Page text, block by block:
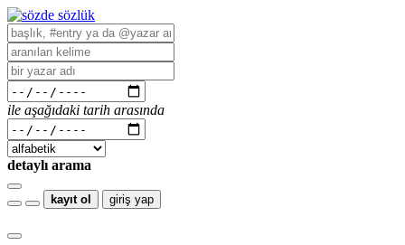
ile aşağıdaki tarih arasında
detaylı arama
kayıt ol giriş yap